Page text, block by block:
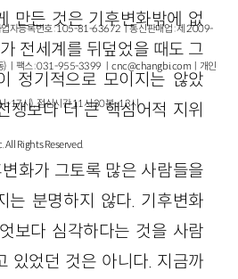
만든 것은 기후변화밖에 없
전세계를 뒤덮었을 때도 그
정기적으로 모이지는 않았
쟁보다 더 큰 핵심어적 지위
화가 그토록 많은 사람들을
는 분명하지 않다. 기후변화
보다 심각하다는 것을 사람
있었던 것은 아니다. 지금까
업자등록번호 : 105-81-63672ㅣ통신판매업 : 제 2009-
)ㅣ팩스 : 031-955-3399 ㅣcnc@changbi.com ㅣ개인
시), 점심시간 11시 30분~13시
Rights Reserved.